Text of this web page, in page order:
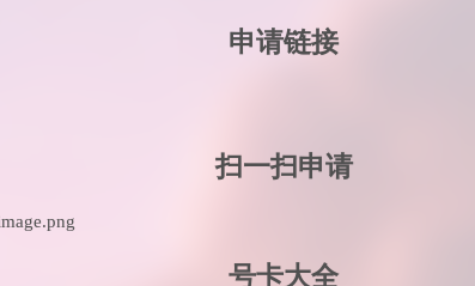
申请链接
扫一扫申请
号卡大全